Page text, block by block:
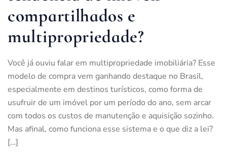
compartilhados e
multipropriedade?
Você já ouviu falar em multipropriedade imobiliária? Esse
modelo de compra vem ganhando destaque no Brasil,
especialmente em destinos turísticos, como forma de
usufruir de um imóvel por um período do ano, sem arcar
com todos os custos de manutenção e aquisição sozinho.
Mas afinal, como funciona esse sistema e o que diz a lei?
[…]